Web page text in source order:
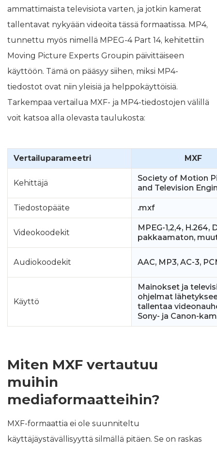
ammattimaista televisiota varten, ja jotkin kamerat
tallentavat nykyään videoita tässä formaatissa. MP4,
tunnettu myös nimellä MPEG-4 Part 14, kehitettiin
Moving Picture Experts Groupin päivittäiseen
käyttöön. Tämä on pääsyy siihen, miksi MP4-
tiedostot ovat niin yleisiä ja helppokäyttöisiä.
Tarkempaa vertailua MXF- ja MP4-tiedostojen välillä
voit katsoa alla olevasta taulukosta:
Vertailuparameetri MXF
Kehittäjä
Society of Motion
and Television
Tiedostopääte .mxf
Videokoodekit
MPEG-1,2,4, H.264,
pakkaamaton,
Audiokoodekit AAC, MP3, AC‑3,
Käyttö
Mainokset ja
ohjelmat
tallentaa
Sony- ja Canon-
Miten MXF vertautuu
muihin
mediaformaatteihin?
MXF-formaattia ei ole suunniteltu
käyttäjäystävällisyyttä silmällä pitäen. Se on raskas